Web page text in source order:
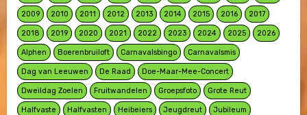
2009 2010 2011 2012 2013 2014 2015 2016 2017
2018 2019 2020 2021 2022 2023 2024 2025 2026
Alphen Boerenbruiloft Carnavalsbingo Carnavalsmis
Dag van Leeuwen De Raad Doe-Maar-Mee-Concert
Dweildag Zoelen Fruitwandelen Groepsfoto Grote Reut
Halfvaste Halfvasten Heibeiers Jeugdreut Jubileum